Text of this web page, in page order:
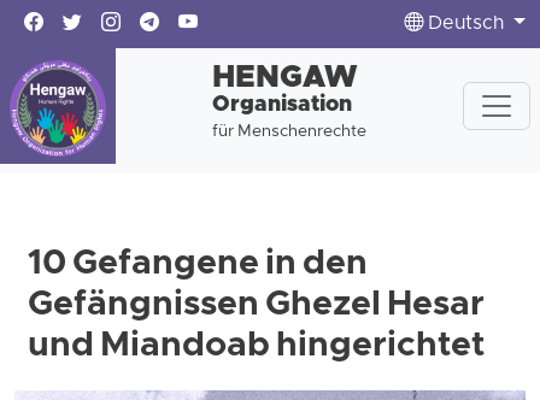
Deutsch
HENGAW
Organisation
für Menschenrechte
10 Gefangene in den
Gefängnissen Ghezel Hesar
und Miandoab hingerichtet